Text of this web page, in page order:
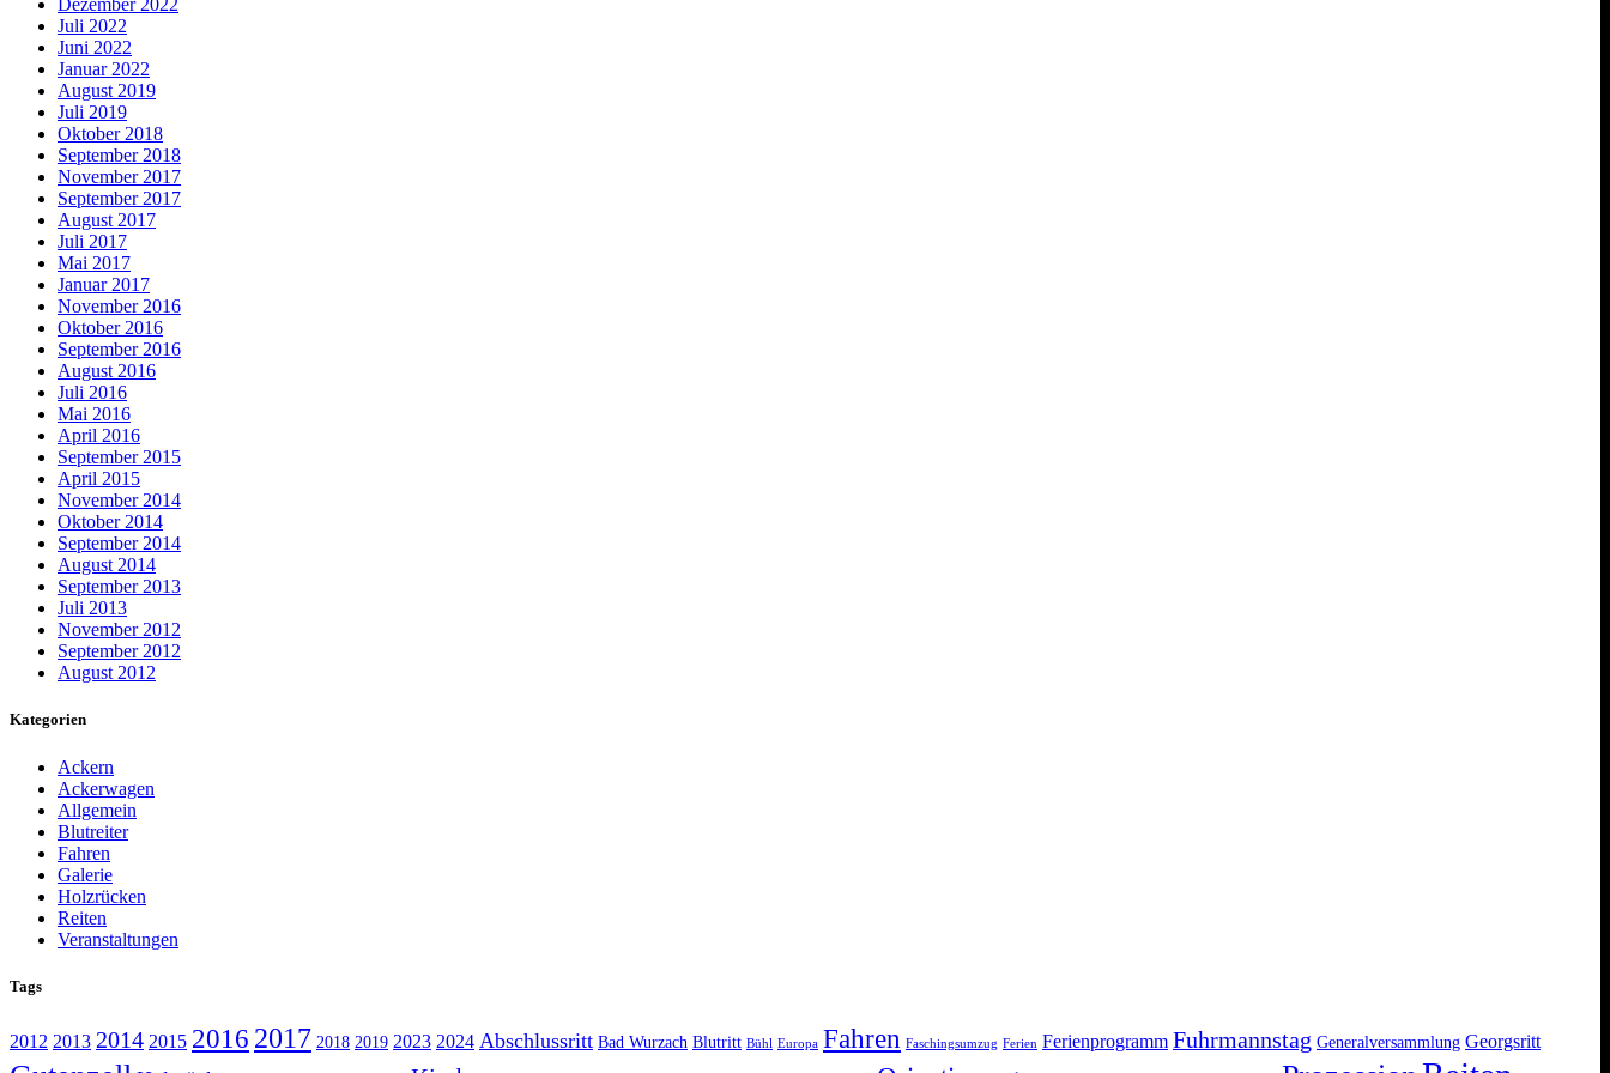
Dezember 2022
Juli 2022
Juni 2022
Januar 2022
August 2019
Juli 2019
Oktober 2018
September 2018
November 2017
September 2017
August 2017
Juli 2017
Mai 2017
Januar 2017
November 2016
Oktober 2016
September 2016
August 2016
Juli 2016
Mai 2016
April 2016
September 2015
April 2015
November 2014
Oktober 2014
September 2014
August 2014
September 2013
Juli 2013
November 2012
September 2012
August 2012
Kategorien
Ackern
Ackerwagen
Allgemein
Blutreiter
Fahren
Galerie
Holzrücken
Reiten
Veranstaltungen
Tags
2012 2013 2014 2015 2016 2017 2018 2019 2023 2024 Abschlussritt Bad Wurzach Blutritt Bühl Europa Fahren Faschingsumzug Ferien Ferienprogramm Fuhrmannstag Generalversammlung Georgsritt